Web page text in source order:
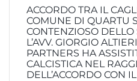
ACCORDO TRA IL
COMUNE DI QUARTU
CONTENZIOSO DELLO
L’AVV. GIORGIO
PARTNERS HA
CALCISTICA NEL
DELL’ACCORDO CON